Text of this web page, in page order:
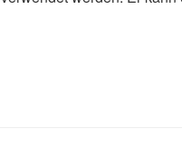
Murdoch